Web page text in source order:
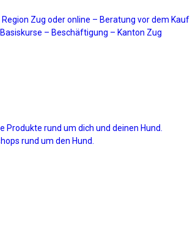
Zug oder online – Beratung vor dem Kauf
– Beschäftigung – Kanton Zug
Produkte rund um dich und deinen Hund.
rund um den Hund.